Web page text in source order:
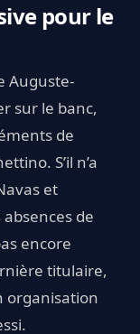
pour le
Auguste-
sur le banc,
de
S’il n’a
et
de
encore
titulaire,
organisation